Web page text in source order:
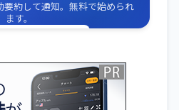
約して通知。無料で始められ
ます。